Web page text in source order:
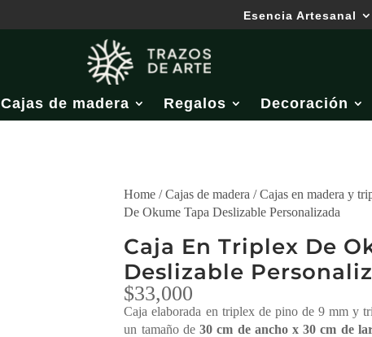
Esencia Artesanal
Cajas de madera Regalos Decoración
Home /Cajas de madera /Cajas en madera y
De Okume Tapa Deslizable Personalizada
Caja En Triplex De
Deslizable
$33,000
Caja elaborada en triplex de pino de 9 mm y
un tamaño de30 cm de ancho x 30 cm de